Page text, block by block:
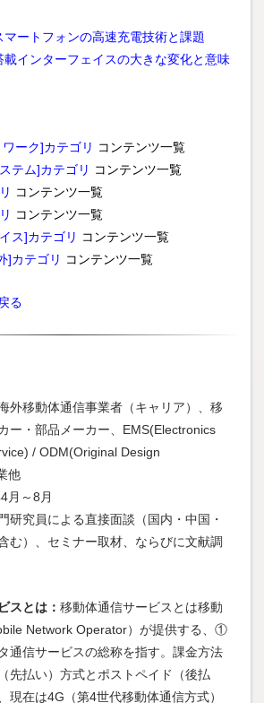
ートフォンの高速充電技術と課題
インターフェイスの大きな変化と意味
ーク]カテゴリ コンテンツ一覧
テム]カテゴリ コンテンツ一覧
コンテンツ一覧
コンテンツ一覧
ス]カテゴリ コンテンツ一覧
]カテゴリ コンテンツ一覧
る
外移動体通信事業者（キャリア）、移
ー・部品メーカー、EMS(Electronics
/ ODM(Original Design
他
月～8月
研究員による直接面談（国内・中国・
む）、セミナー取材、ならびに文献調
スとは： 移動体通信サービスとは移動
Network Operator）が提供する、①
通信サービスの総称を指す。課金方法
先払い）方式とポストペイド（後払
現在は4G（第4世代移動体通信方式）